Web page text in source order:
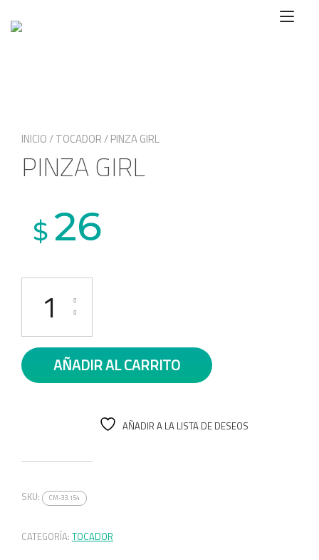
contenido
INICIO/TOCADOR/ PINZA GIRL
PINZA GIRL
$ 26
PINZA GIRL cantidad
AÑADIR AL CARRITO
AÑADIR A LA LISTA DE DESEOS
SKU: CM-33.154
CATEGORÍA: TOCADOR